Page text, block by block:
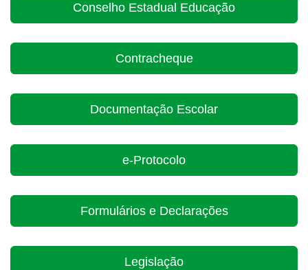
Conselho Estadual Educação
Contracheque
Documentação Escolar
e-Protocolo
Formulários e Declarações
Legislação